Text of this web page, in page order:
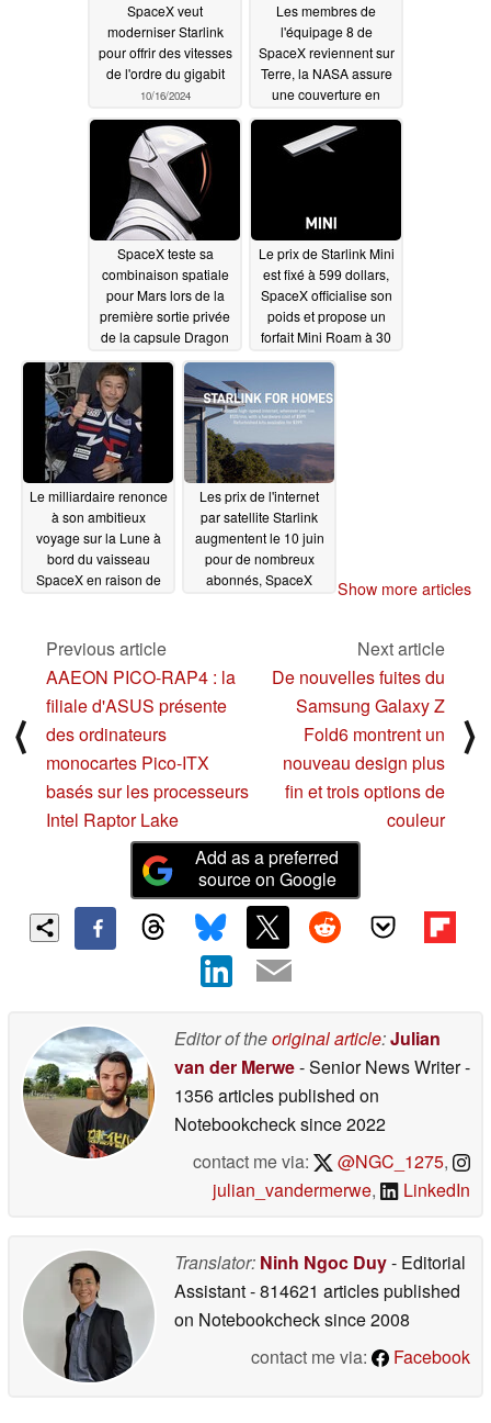
SpaceX veut
moderniser Starlink
pour offrir des vitesses
de l'ordre du gigabit
10/16/2024
Les membres de
l'équipage 8 de
SpaceX reviennent sur
Terre, la NASA assure
une couverture en
direct par streaming
10/12/2024
SpaceX teste sa
combinaison spatiale
pour Mars lors de la
première sortie privée
de la capsule Dragon
09/13/2024
Le prix de Starlink Mini
est fixé à 599 dollars,
SpaceX officialise son
poids et propose un
forfait Mini Roam à 30
dollars par mois
Le milliardaire renonce
à son ambitieux
voyage sur la Lune à
bord du vaisseau
SpaceX en raison de
Les prix de l'internet
par satellite Starlink
augmentent le 10 juin
pour de nombreux
abonnés, SpaceX
Show more articles
⟨
Previous article
AAEON PICO-RAP4 : la
filiale d'ASUS présente
des ordinateurs
monocartes Pico-ITX
basés sur les processeurs
Intel Raptor Lake
Next article
De nouvelles fuites du
Samsung Galaxy Z
Fold6 montrent un
nouveau design plus
fin et trois options de
couleur
⟩
Add as a preferred
source on Google
Editor of theoriginal article:Julian
van der Merwe- Senior News Writer-
1356 articles published on
Notebookchecksince 2022
contact me via:
@NGC_1275,
julian_vandermerwe, LinkedIn
Translator: Ninh Ngoc Duy- Editorial
Assistant- 814621 articles published
on Notebookchecksince 2008
contact me via:
Facebook